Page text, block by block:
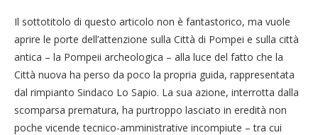
Il sottotitolo di questo articolo non è fantastorico, ma vuole
aprire le porte dell’attenzione sulla Città di Pompei e sulla città
antica – la Pompeii archeologica – alla luce del fatto che la
Città nuova ha perso da poco la propria guida, rappresentata
dal rimpianto Sindaco Lo Sapio. La sua azione, interrotta dalla
scomparsa prematura, ha purtroppo lasciato in eredità non
poche vicende tecnico-amministrative incompiute – tra cui